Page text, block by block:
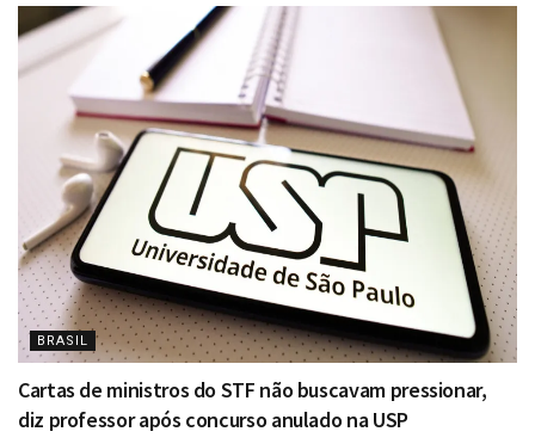
BRASIL
Cartas de ministros do STF não buscavam pressionar,
diz professor após concurso anulado na USP